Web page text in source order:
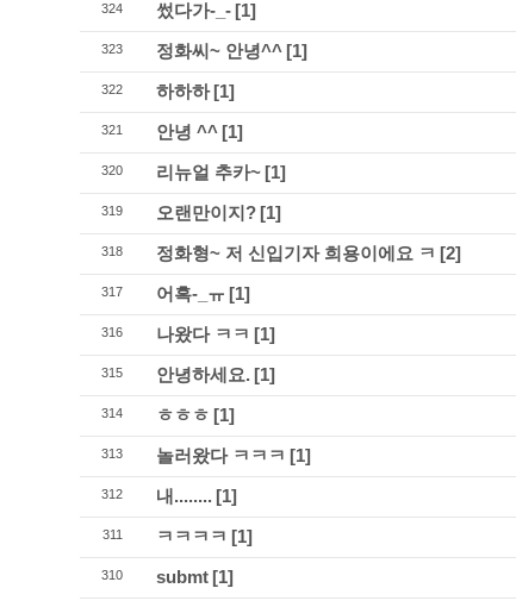
324 썼다가-_-[1]
323 정화씨~ 안녕^^[1]
322 하하하[1]
321 안녕 ^^[1]
320 리뉴얼 추카~[1]
319 오랜만이지?[1]
318 정화형~ 저 신입기자 희용이에요 ㅋ [2]
317 어흑-_ㅠ [1]
316 나왔다 ㅋㅋ [1]
315 안녕하세요.[1]
314 ㅎㅎㅎ [1]
313 놀러왔다 ㅋㅋㅋ [1]
312 내........[1]
311 ㅋㅋㅋㅋ [1]
310 submt[1]